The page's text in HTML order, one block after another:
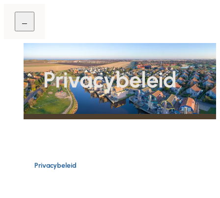
Privacybeleid
Privacybeleid